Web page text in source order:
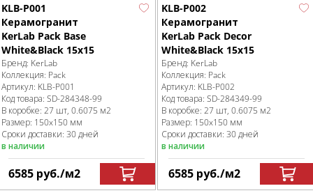
KLB-P001
Керамогранит
KerLab Pack Base
White&Black 15x15
Бренд: KerLab
Коллекция: Pack
Артикул: KLB-P001
Код товара: SD-284348-99
В коробке: 27 шт, 0.6075 м2
Размер: 150x150 мм
Сроки доставки: 30 дней
в наличии
6585 руб./м2
KLB-P002
Керамогранит
KerLab Pack Decor
White&Black 15x15
Бренд: KerLab
Коллекция: Pack
Артикул: KLB-P002
Код товара: SD-284349-99
В коробке: 27 шт, 0.6075 м2
Размер: 150x150 мм
Сроки доставки: 30 дней
в наличии
6585 руб./м2